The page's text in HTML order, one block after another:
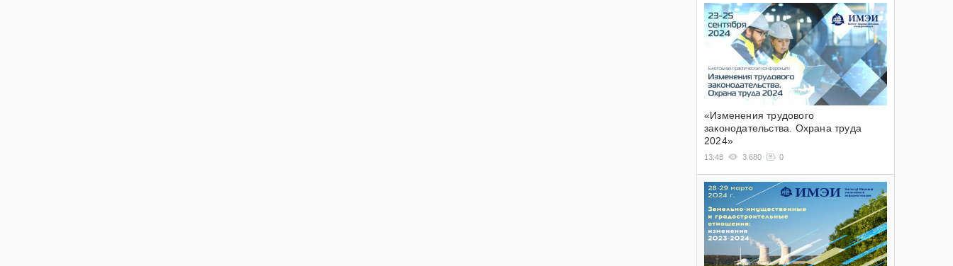
«Изменения трудового
законодательства. Охрана труда
2024»
13:48 3 680 0